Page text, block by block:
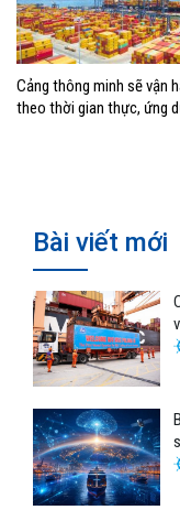
Cảng thông minh sẽ vận
theo thời gian thực, ứng
Bài viết mới